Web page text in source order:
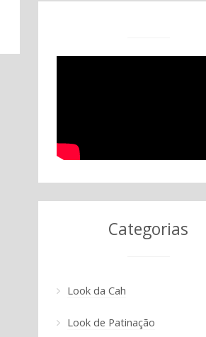
Categorias
Look da Cah
Look de Patinação